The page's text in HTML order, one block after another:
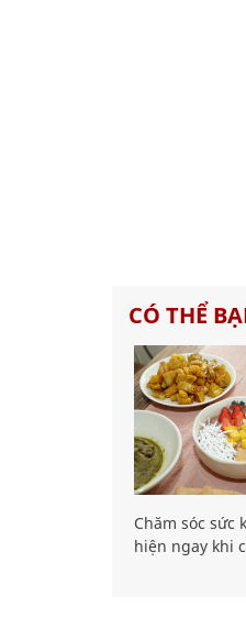
CÓ THỂ
Chăm sóc sức
hiện ngay khi